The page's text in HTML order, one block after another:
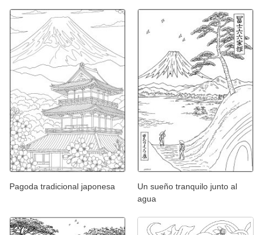
Pagoda tradicional japonesa
Un sueño tranquilo junto al
agua